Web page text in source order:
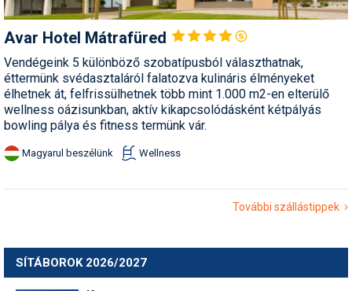
Avar Hotel Mátrafüred
Vendégeink 5 különböző szobatípusból választhatnak,
éttermünk svédasztaláról falatozva kulináris élményeket
élhetnek át, felfrissülhetnek több mint 1.000 m2-en elterülő
wellness oázisunkban, aktív kikapcsolódásként kétpályás
bowling pálya és fitness termünk vár.
Magyarul beszélünk Wellness
További szállástippek
SÍTÁBOROK 2026/2027